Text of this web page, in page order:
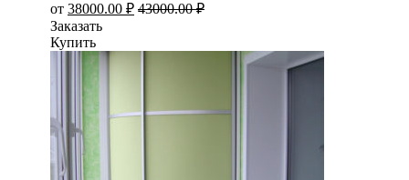
от 38000.00 ₽ 43000.00₽
Заказать
Купить